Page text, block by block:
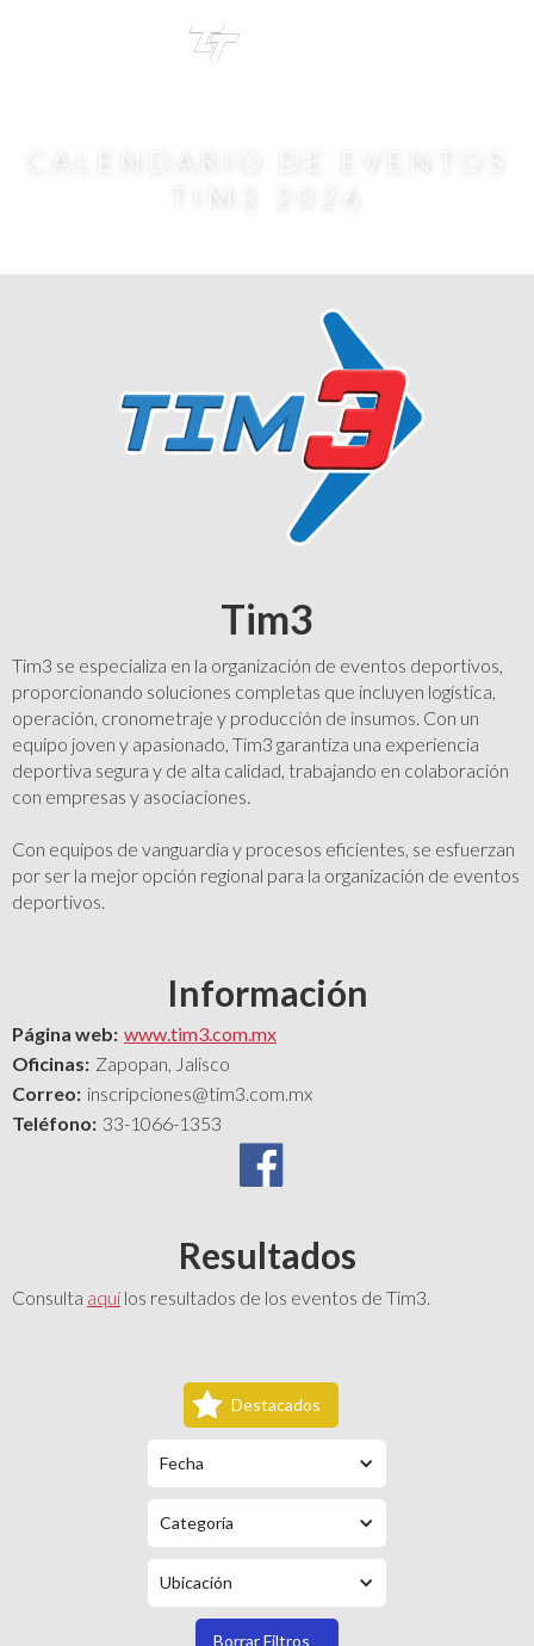
Tim3
Tim3 se especializa en la organización de eventos deportivos,
proporcionando soluciones completas que incluyen logística,
operación, cronometraje y producción de insumos. Con un
equipo joven y apasionado, Tim3 garantiza una experiencia
deportiva segura y de alta calidad, trabajando en colaboración
con empresas y asociaciones.
Con equipos de vanguardia y procesos eficientes, se esfuerzan
por ser la mejor opción regional para la organización de eventos
deportivos.
Información
Página web: www.tim3.com.mx
Oficinas: Zapopan, Jalisco
Correo: inscripciones@tim3.com.mx
Teléfono: 33-1066-1353
Resultados
Consulta aquí los resultados de los eventos de Tim3.
Destacados
Fecha
Categoría
Ubicación
Borrar Filtros